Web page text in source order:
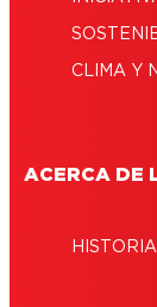
CLIMA Y
ACERCA DE
HISTORIA